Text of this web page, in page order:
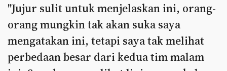
"Jujur sulit untuk menjelaskan ini, orang-
orang mungkin tak akan suka saya
mengatakan ini, tetapi saya tak melihat
perbedaan besar dari kedua tim malam